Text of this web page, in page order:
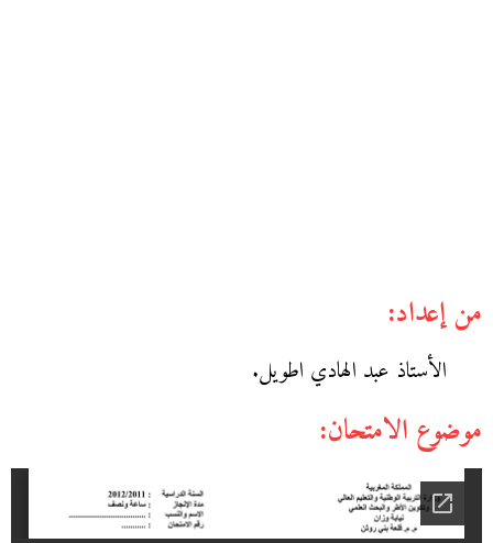
من إعداد:
الأستاذ عبد الهادي اطويل.
موضوع الامتحان: